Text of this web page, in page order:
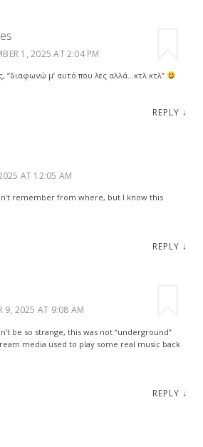
1, 2025 AT 2:04 PM
“διαφωνώ μ’ αυτό που λες αλλά…κτλ κτλ”
REPLY ↓
AT 12:05 AM
remember from where, but I know this
REPLY ↓
9, 2025 AT 9:08 AM
be so strange, this was not “underground”
media used to play some real music back
REPLY ↓